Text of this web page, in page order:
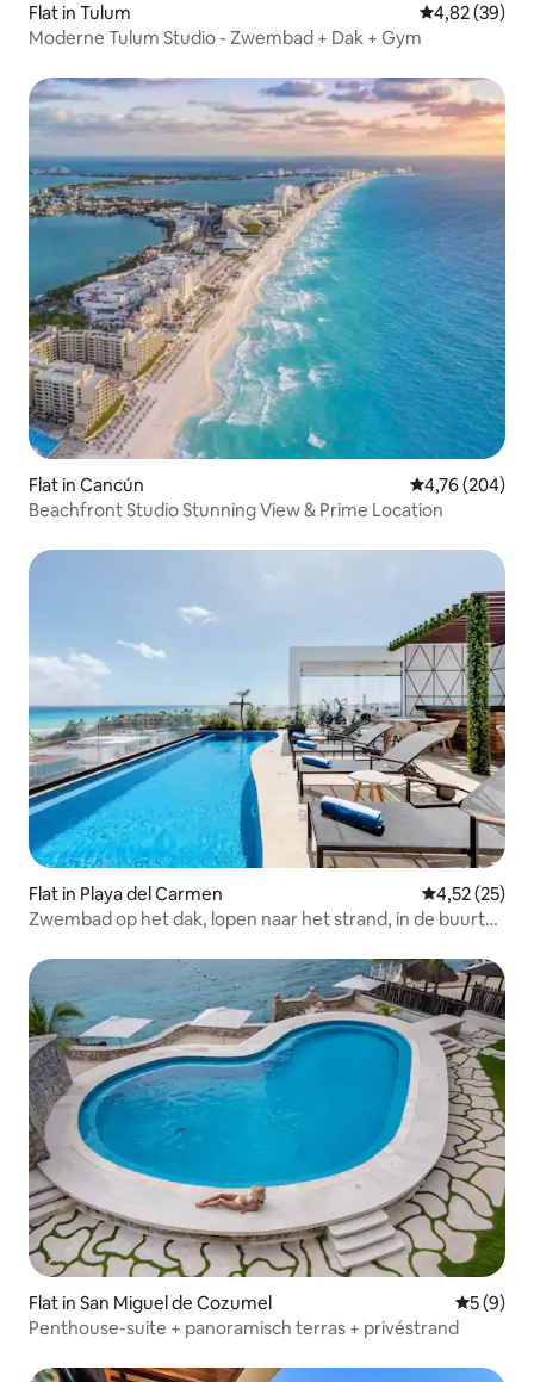
Flat in Tulum Gemiddelde
4,82 (39)
Moderne Tulum Studio - Zwembad + Dak + Gym
Flat in Cancún Gemiddelde
4,76 (204)
Beachfront Studio Stunning View & Prime Location
Flat in Playa del Carmen Gemiddelde
4,52 (25)
Zwembad op het dak, lopen naar het strand, in de buurt
Flat in San Miguel de Cozumel
5 (9)
Penthouse-suite + panoramisch terras + privéstrand